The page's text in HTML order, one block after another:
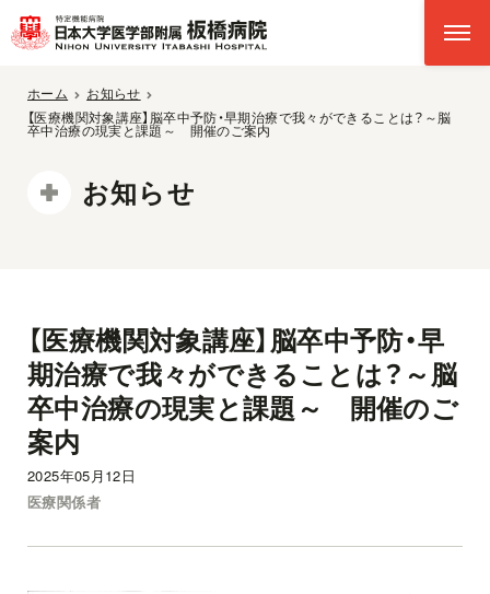
ホーム
お知らせ
【医療機関対象講座】脳卒中予防・早期治療で我々ができることは？～脳
卒中治療の現実と課題～ 開催のご案内
お知らせ
【医療機関対象講座】脳卒中予防・早
期治療で我々ができることは？～脳
卒中治療の現実と課題～ 開催のご
案内
2025年05月12日
医療関係者